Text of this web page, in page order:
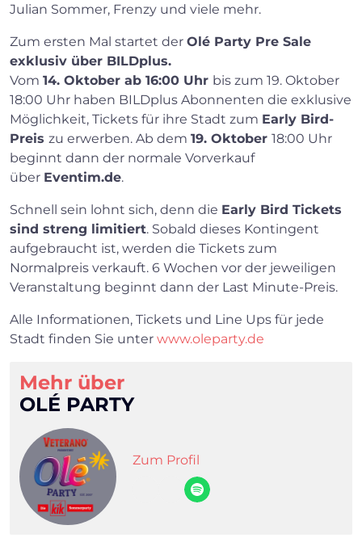
Julian Sommer, Frenzy und viele mehr.
Zum ersten Mal startet der Olé Party Pre Sale
exklusiv über BILDplus.
Vom 14. Oktober ab 16:00 Uhr bis zum 19. Oktober
18:00 Uhr haben BILDplus Abonnenten die exklusive
Möglichkeit, Tickets für ihre Stadt zum Early Bird-
Preis zu erwerben. Ab dem 19. Oktober 18:00 Uhr
beginnt dann der normale Vorverkauf
über Eventim.de.
Schnell sein lohnt sich, denn die Early Bird Tickets
sind streng limitiert. Sobald dieses Kontingent
aufgebraucht ist, werden die Tickets zum
Normalpreis verkauft. 6 Wochen vor der jeweiligen
Veranstaltung beginnt dann der Last Minute-Preis.
Alle Informationen, Tickets und Line Ups für jede
Stadt finden Sie unter www.oleparty.de
Mehr über
OLÉ PARTY
Zum Profil